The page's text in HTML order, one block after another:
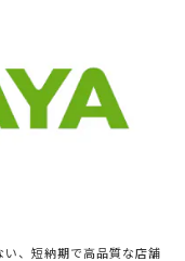
、短納期で高品質な店舗